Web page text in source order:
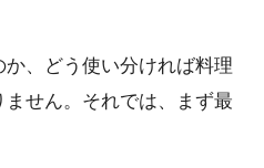
、どう使い分ければ料理
せん。それでは、まず最